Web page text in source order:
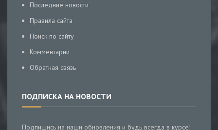
Последние новости
Правила сайта
Поиск по сайту
Комментарии
Обратная связь
ПОДПИСКА НА НОВОСТИ
Подпишись на наши обновления и будь всегда в курсе!